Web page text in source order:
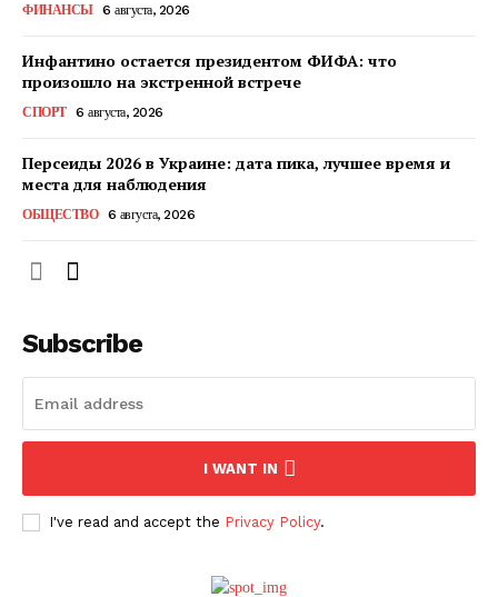
ФИНАНСЫ 6 августа, 2026
Инфантино остается президентом ФИФА: что
произошло на экстренной встрече
СПОРТ 6 августа, 2026
Персеиды 2026 в Украине: дата пика, лучшее время и
места для наблюдения
ОБЩЕСТВО 6 августа, 2026
Subscribe
I WANT IN
I've read and accept the Privacy Policy.